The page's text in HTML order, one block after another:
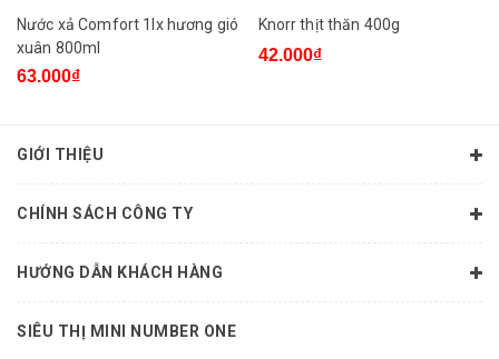
Nước xả Comfort 1lx hương gió
xuân 800ml
63.000₫
Knorr thịt thăn 400g
42.000₫
GIỚI THIỆU
CHÍNH SÁCH CÔNG TY
HƯỚNG DẪN KHÁCH HÀNG
SIÊU THỊ MINI NUMBER ONE